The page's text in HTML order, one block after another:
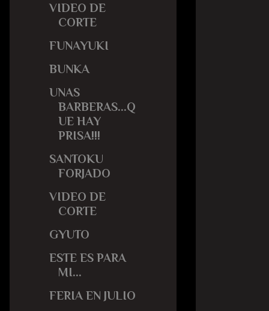
VIDEO DE
CORTE
FUNAYUKI
BUNKA
UNAS
BARBERAS...Q
UE HAY
PRISA!!!
SANTOKU
FORJADO
VIDEO DE
CORTE
GYUTO
ESTE ES PARA
MI...
FERIA EN JULIO